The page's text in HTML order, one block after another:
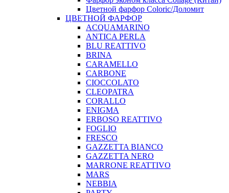
Цветной фарфор Coloric/Доломит
ЦВЕТНОЙ ФАРФОР
ACQUAMARINO
ANTICA PERLA
BLU REATTIVO
BRINA
CARAMELLO
CARBONE
CIOCCOLATO
CLEOPATRA
CORALLO
ENIGMA
ERBOSO REATTIVO
FOGLIO
FRESCO
GAZZETTA BIANCO
GAZZETTA NERO
MARRONE REATTIVO
MARS
NEBBIA